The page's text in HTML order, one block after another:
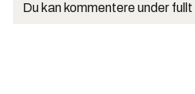
Du kan kommentere under